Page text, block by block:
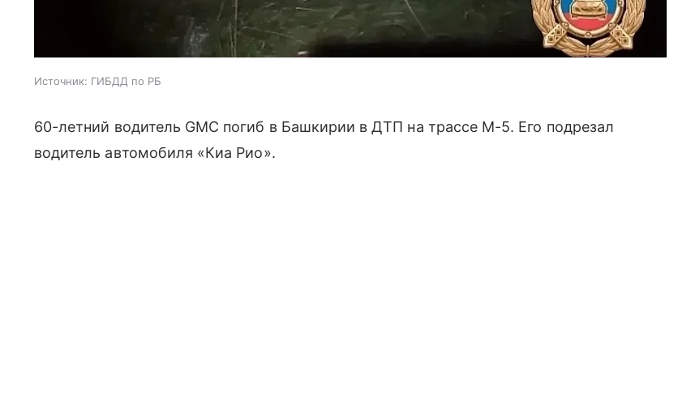
Источник: ГИБДД по РБ
60-летний водитель GMC погиб в Башкирии в ДТП на трассе М-5. Его подрезал
водитель автомобиля «Киа Рио».